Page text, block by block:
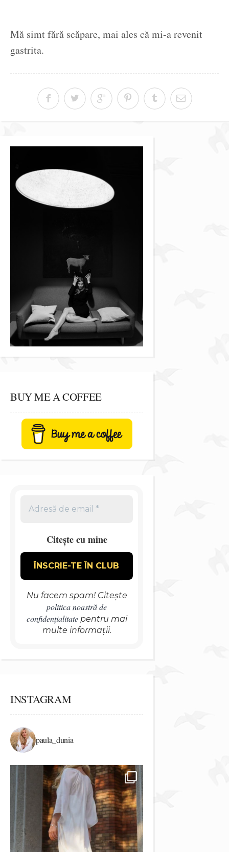
Mă simt fără scăpare, mai ales că mi-a revenit
gastrita.
BUY ME A COFFEE
Citește cu mine
Nu facem spam! Citește
politica noastră de
confidențialitatepentru mai
multe informații.
INSTAGRAM
paula_dunia